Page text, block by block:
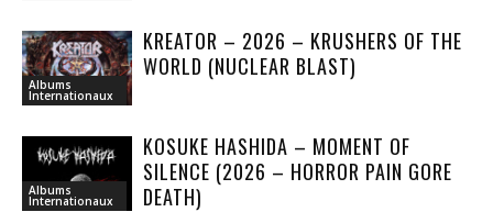
Albums
Internationaux
KREATOR – 2026 – KRUSHERS OF THE
WORLD (NUCLEAR BLAST)
Albums
Internationaux
KOSUKE HASHIDA – MOMENT OF
SILENCE (2026 – HORROR PAIN GORE
DEATH)